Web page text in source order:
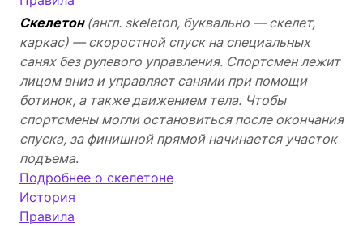
Скелетон(англ. skeleton, буквально — скелет,
каркас) — скоростной спуск на специальных
санях без рулевого управления. Спортсмен лежит
лицом вниз и управляет санями при помощи
ботинок, а также движением тела. Чтобы
спортсмены могли остановиться после окончания
спуска, за финишной прямой начинается участок
подъема.
Подробнее о скелетоне
История
Правила